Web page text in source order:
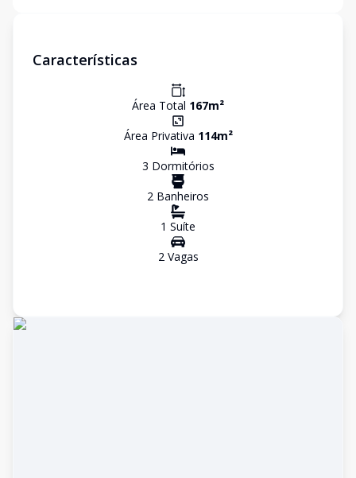
Características
Área Total 167m²
Área Privativa 114m²
3 Dormitórios
2 Banheiros
1 Suíte
2Vagas